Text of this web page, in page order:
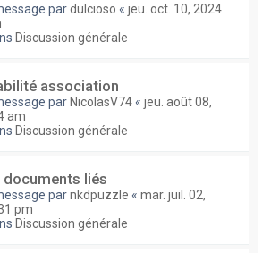
pardulcioso « jeu. oct. 10, 2024
Discussion générale
association
par NicolasV74 « jeu. août 08,
am
Discussion générale
documents liés
parnkdpuzzle « mar. juil. 02,
pm
Discussion générale